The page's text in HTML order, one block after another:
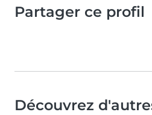
Partager ce profil
Découvrez